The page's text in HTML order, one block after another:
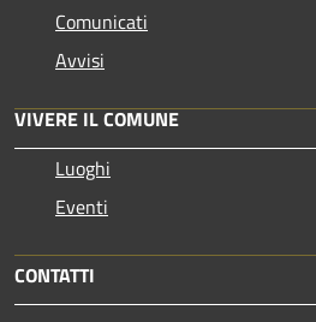
Comunicati
Avvisi
VIVERE IL COMUNE
Luoghi
Eventi
CONTATTI